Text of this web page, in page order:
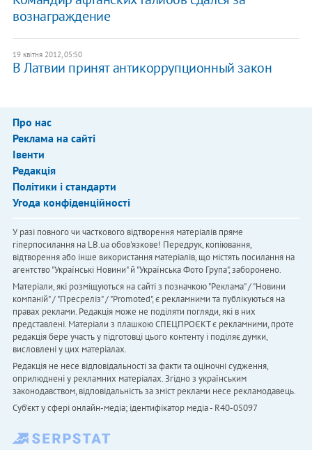
вознаграждение
19 квітня 2012, 05:50
В Латвии принят антикоррупционный закон
Про нас
Реклама на сайті
Івенти
Редакція
Політики і стандарти
Угода конфіденційності
У разі повного чи часткового відтворення матеріалів пряме
гіперпосилання на LB.ua обов'язкове! Передрук, копіювання,
відтворення або інше використання матеріалів, що містять посилання на
агентство "Українськi Новини" й "Українська Фото Група", заборонено.
Матеріали, які розміщуються на сайті з позначкою "Реклама" / "Новини
компаній" / "Пресреліз" / "Promoted", є рекламними та публікуються на
правах реклами. Редакція може не поділяти погляди, які в них
представлені. Матеріали з плашкою СПЕЦПРОЄКТ є рекламними, проте
редакція бере участь у підготовці цього контенту і поділяє думки,
висловлені у цих матеріалах.
Редакція не несе відповідальності за факти та оціночні судження,
оприлюднені у рекламних матеріалах. Згідно з українським
законодавством, відповідальність за зміст реклами несе рекламодавець.
Cуб'єкт у сфері онлайн-медіа; ідентифікатор медіа - R40-05097